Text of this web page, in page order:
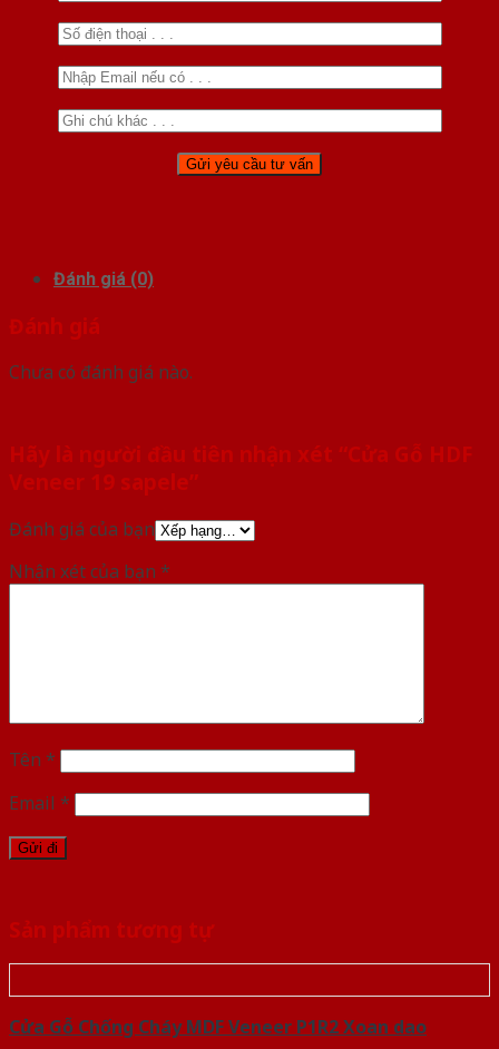
Đánh giá (0)
Đánh giá
Chưa có đánh giá nào.
Hãy là người đầu tiên nhận xét “Cửa Gỗ HDF
Veneer 19 sapele”
Đánh giá của bạn
Nhận xét của bạn *
Tên *
Email *
Sản phẩm tương tự
Cửa Gỗ Chống Cháy MDF Veneer P1R2 Xoan dao